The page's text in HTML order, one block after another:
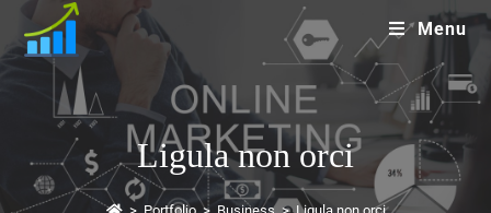
Menu
Ligula non orci